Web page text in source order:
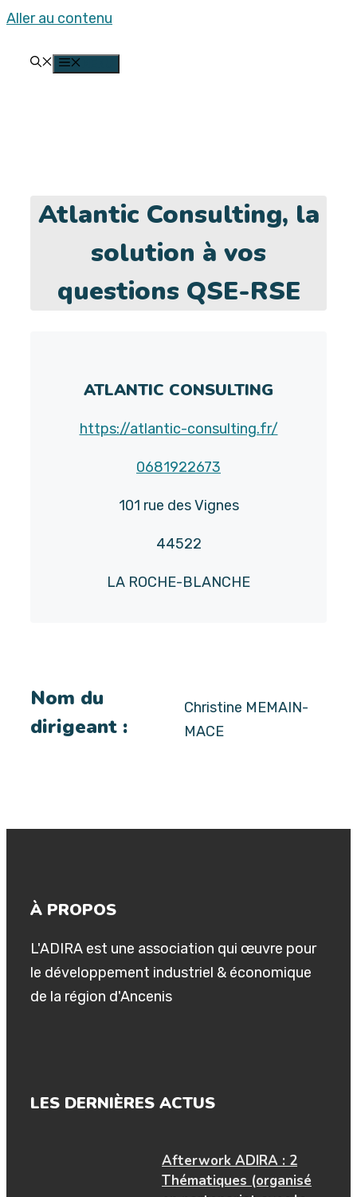
Aller au contenu
Atlantic Consulting, la
solution à vos
questions QSE-RSE
ATLANTIC CONSULTING
https://atlantic-consulting.fr/
0681922673
101 rue des Vignes
44522
LA ROCHE-BLANCHE
Nom du
dirigeant :
Christine MEMAIN-
MACE
À PROPOS
L'ADIRA est une association qui œuvre pour
le développement industriel & économique
de la région d'Ancenis
LES DERNIÈRES ACTUS
Afterwork ADIRA : 2
Thématiques (organisé